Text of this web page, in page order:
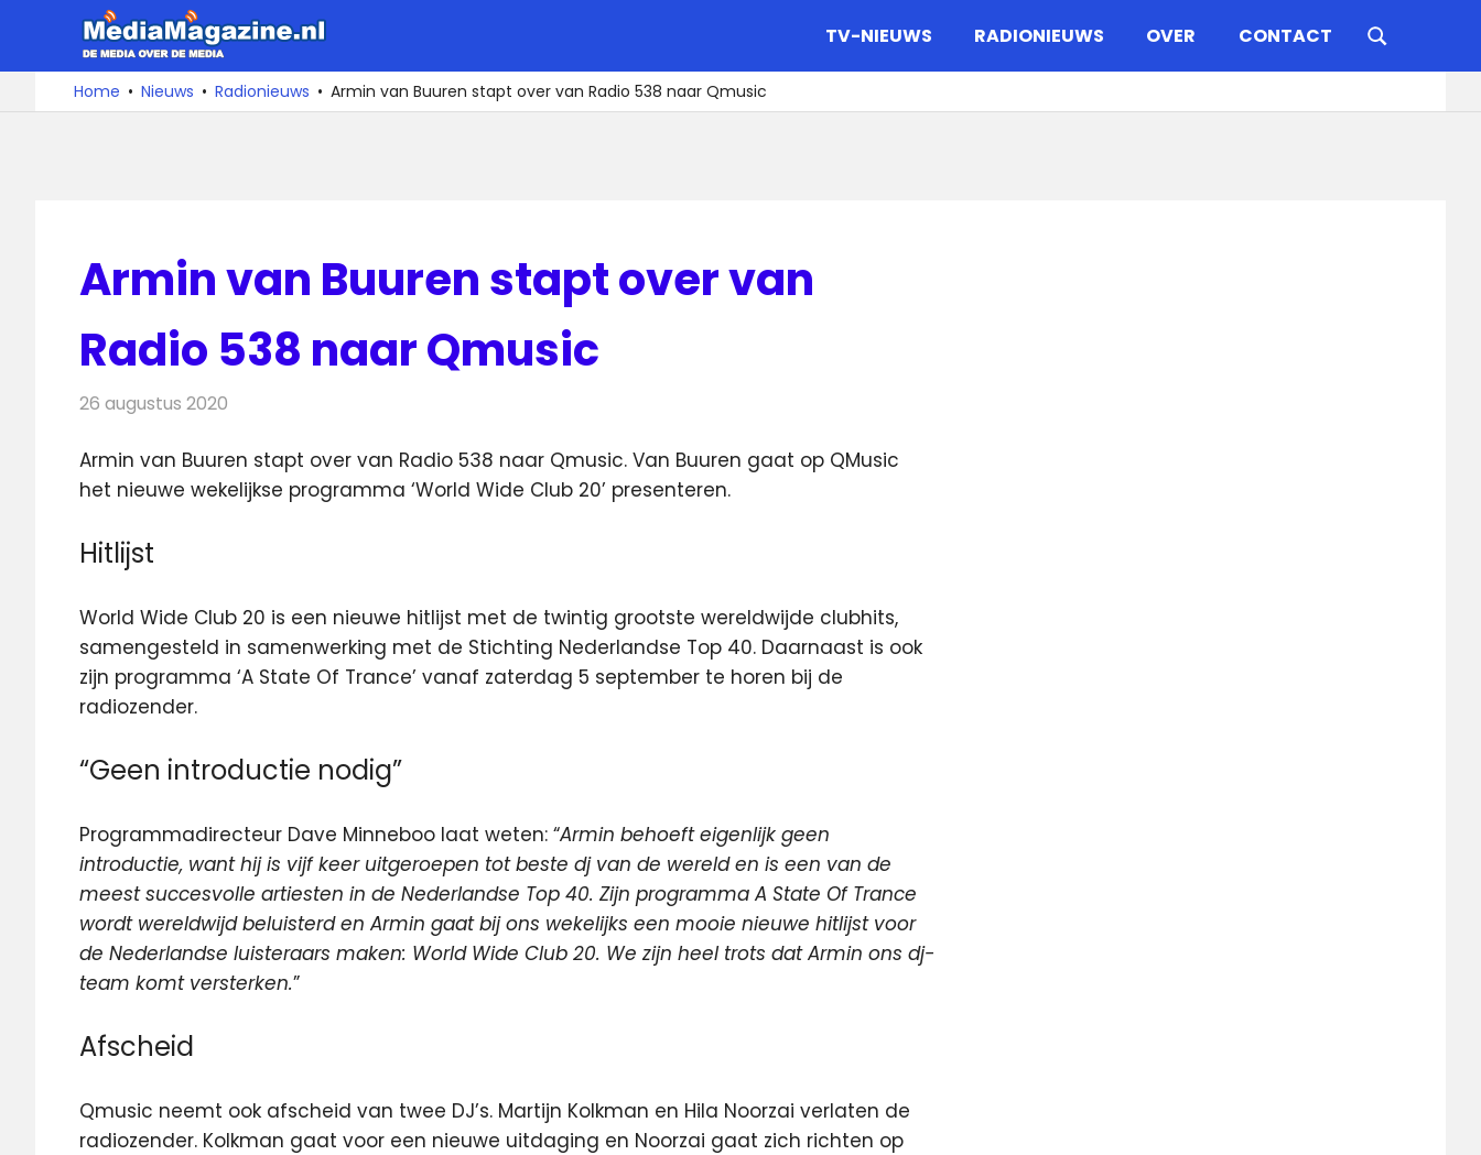
de
De
media
over
TV-NIEUWS RADIONIEUWS OVER CONTACT
Home Nieuws Radionieuws Armin van Buuren stapt over van Radio 538 naar Qmusic
Armin van Buuren stapt over van
Radio 538 naar Qmusic
26 augustus 2020
Armin van Buuren stapt over van Radio 538 naar Qmusic. Van Buuren gaat op QMusic
het nieuwe wekelijkse programma ‘World Wide Club 20’ presenteren.
Hitlijst
World Wide Club 20 is een nieuwe hitlijst met de twintig grootste wereldwijde clubhits,
samengesteld in samenwerking met de Stichting Nederlandse Top 40. Daarnaast is ook
zijn programma ‘A State Of Trance’ vanaf zaterdag 5 september te horen bij de
radiozender.
“Geen introductie nodig”
Programmadirecteur Dave Minneboo laat weten: “Armin behoeft eigenlijk geen
introductie, want hij is vijf keer uitgeroepen tot beste dj van de wereld en is een van de
meest succesvolle artiesten in de Nederlandse Top 40. Zijn programma A State Of Trance
wordt wereldwijd beluisterd en Armin gaat bij ons wekelijks een mooie nieuwe hitlijst voor
de Nederlandse luisteraars maken: World Wide Club 20. We zijn heel trots dat Armin ons dj-
team komt versterken.”
Afscheid
Qmusic neemt ook afscheid van twee DJ’s. Martijn Kolkman en Hila Noorzai verlaten de
radiozender. Kolkman gaat voor een nieuwe uitdaging en Noorzai gaat zich richten op